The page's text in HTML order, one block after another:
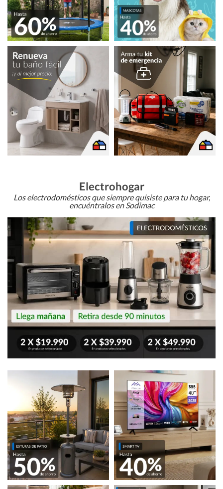
Electrohogar
Los electrodomésticos que siempre quisiste para tu hogar,
encuéntralos en Sodimac